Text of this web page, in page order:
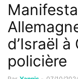
d’Israël
policière